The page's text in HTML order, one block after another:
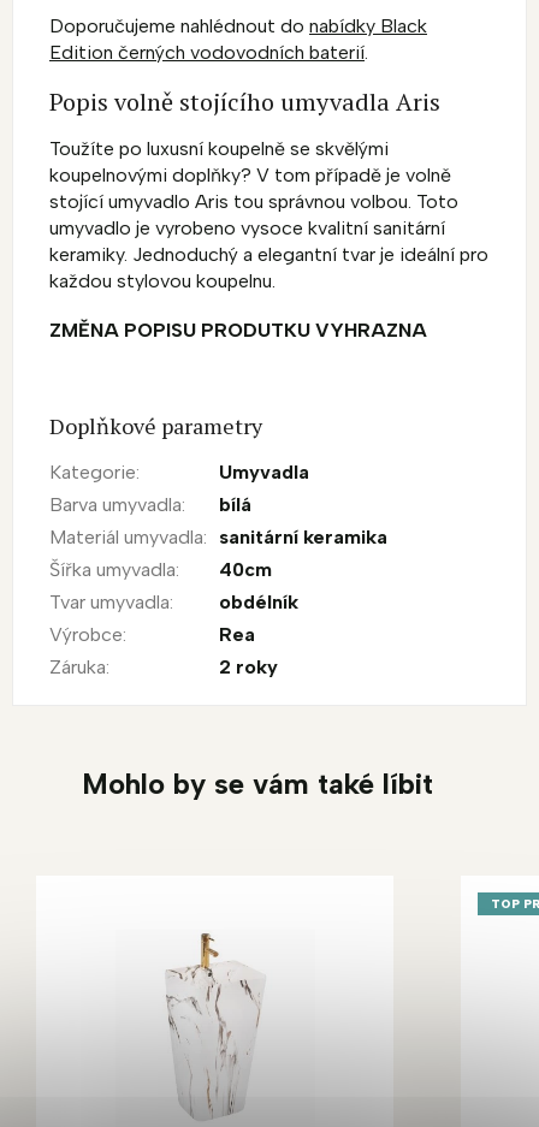
Doporučujeme nahlédnout do nabídky Black
Edition černých vodovodních baterií.
Popis volně stojícího umyvadla Aris
Toužíte po luxusní koupelně se skvělými
koupelnovými doplňky? V tom případě je volně
stojící umyvadlo Aris tou správnou volbou. Toto
umyvadlo je vyrobeno vysoce kvalitní sanitární
keramiky. Jednoduchý a elegantní tvar je ideální pro
každou stylovou koupelnu.
ZMĚNA POPISU PRODUTKU VYHRAZNA
Doplňkové parametry
Kategorie:
Umyvadla
Barva umyvadla:
bílá
Materiál umyvadla:
sanitární keramika
Šířka umyvadla:
40cm
Tvar umyvadla:
obdélník
Výrobce:
Rea
Záruka: 2 roky
Mohlo by se vám také líbit
TOP